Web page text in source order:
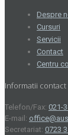
Despre
Cursuri
Servicii
Contact
Centru
Informatii contact
Telefon/Fax: 021-
E-mail:
Secretariat: 0723